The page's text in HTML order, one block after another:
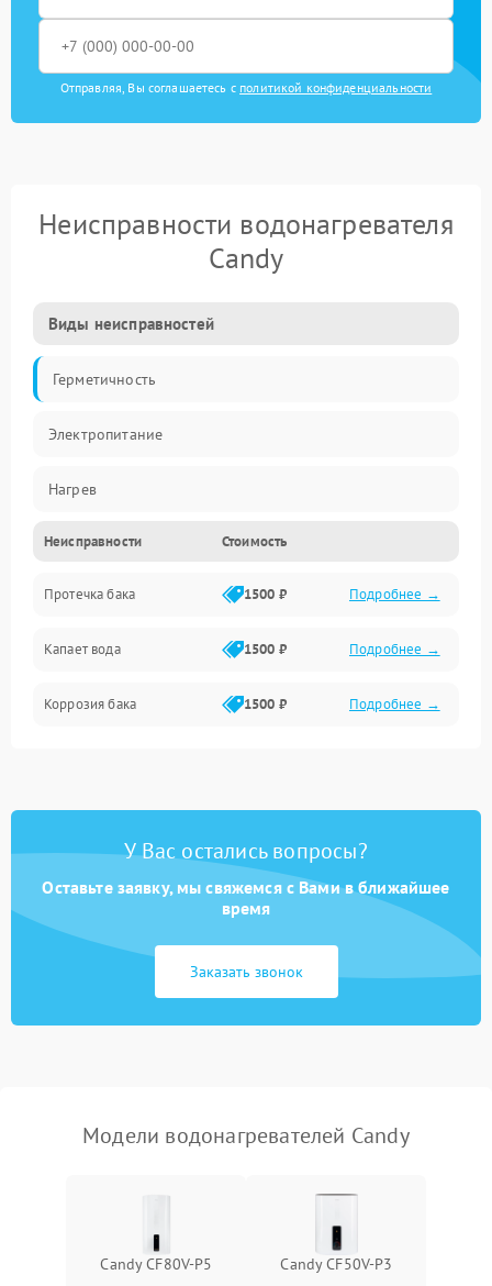
Отправляя, Вы соглашаетесь с политикой конфиденциальности
Неисправности водонагревателя
Candy
Виды неисправностей
Герметичность
Электропитание
Нагрев
Датчики
Механика
Неисправности Стоимость
Протечка бака 1500 ₽ Подробнее →
Капает вода 1500 ₽ Подробнее →
Коррозия бака 1500 ₽ Подробнее →
У Вас остались вопросы?
Оставьте заявку, мы свяжемся с Вами в ближайшее
время
Заказать звонок
Модели водонагревателей Candy
Candy CF80V-P5 Candy CF50V-P3